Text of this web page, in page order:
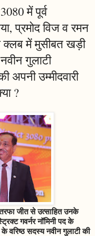
में पूर्व
प्रमोद विज व रमन
में मुसीबत खड़ी
गुलाटी
अपनी उम्मीदवारी
?
जीत से उत्साहित उनके
गवर्नर नॉमिनी पद के
वरिष्ठ सदस्य नवीन गुलाटी की